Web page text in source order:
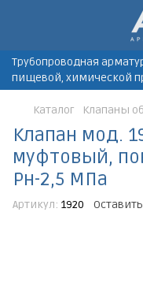
Трубопроводная
пищевой, химической
Каталог Клапаны
Клапан мод.
муфтовый,
Рн-2,5 МПа
Артикул: 1920